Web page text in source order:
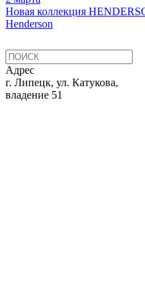
Новая коллекция
Henderson
Адрес
г. Липецк, ул. Катукова,
владение 51